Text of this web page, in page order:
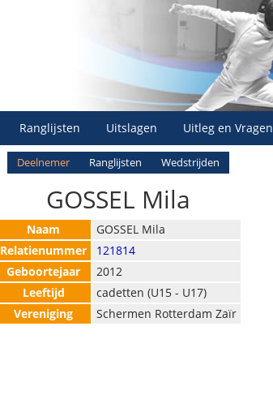
Ranglijsten Uitslagen Uitleg en Vragen
Deelnemer Ranglijsten Wedstrijden
GOSSEL Mila
Naam
GOSSEL Mila
Relatienummer
121814
Geboortejaar
2012
Leeftijd
cadetten (U15 - U17)
Vereniging
Schermen Rotterdam Zaïr